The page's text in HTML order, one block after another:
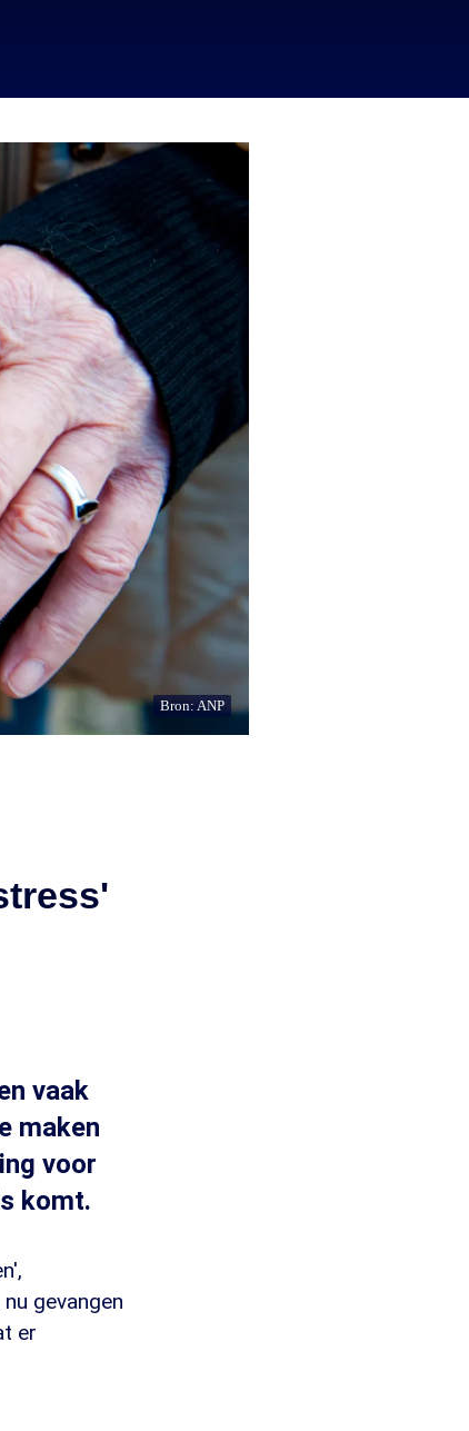
Bron: ANP
vaak
maken
voor
komt.
gevangen
er